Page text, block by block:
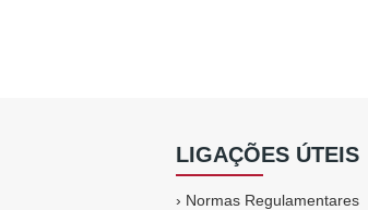
LIGAÇÕES ÚTEIS
› Normas Regulamentares